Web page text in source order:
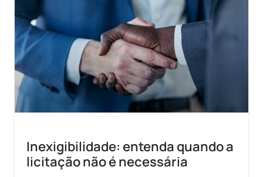
Inexigibilidade: entenda quando a
licitação não é necessária